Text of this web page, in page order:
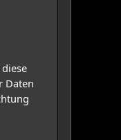
Daten